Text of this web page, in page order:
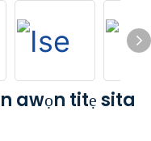
awọn titẹ sita